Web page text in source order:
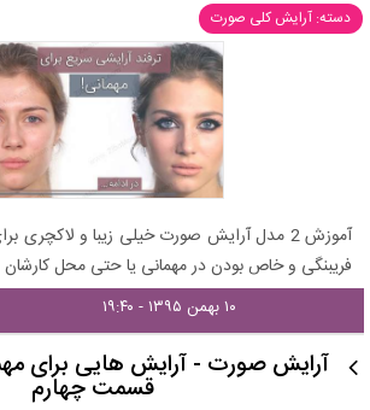
دسته: آرایش کلی صورت
آموزش 2 مدل آرایش صورت خیلی زیبا و لاکچری
فریبنگی و خاص بودن در مهمانی یا حتی محل کارشان
۱۰ بهمن ۱۳۹۵ - ۱۹:۴۰
آرایش صورت - آرایش هایی برای
قسمت چهارم